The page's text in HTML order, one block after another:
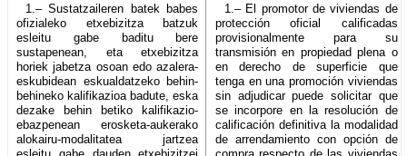
1.– Sustatzaileren batek babes
ofizialeko etxebizitza batzuk
esleitu gabe baditu bere
sustapenean, eta etxebizitza
horiek jabetza osoan edo azalera-
eskubidean eskualdatzeko behin-
behineko kalifikazioa badute, eska
dezake behin betiko kalifikazio-
ebazpenean erosketa-aukerako
alokairu-modalitatea jartzea
1.– El promotor de viviendas de
protección oficial calificadas
provisionalmente para su
transmisión en propiedad plena o
en derecho de superficie que
tenga en una promoción viviendas
sin adjudicar puede solicitar que
se incorpore en la resolución de
calificación definitiva la modalidad
de arrendamiento con opción de